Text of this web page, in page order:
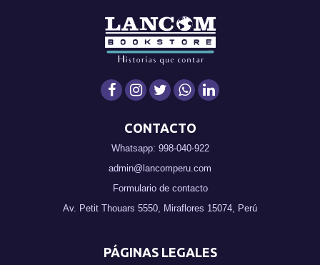
CONTACTO
Whatsapp: 998-040-922
admin@lancomperu.com
Formulario de contacto
Av. Petit Thouars 5550, Miraflores 15074, Perú
PÁGINAS LEGALES